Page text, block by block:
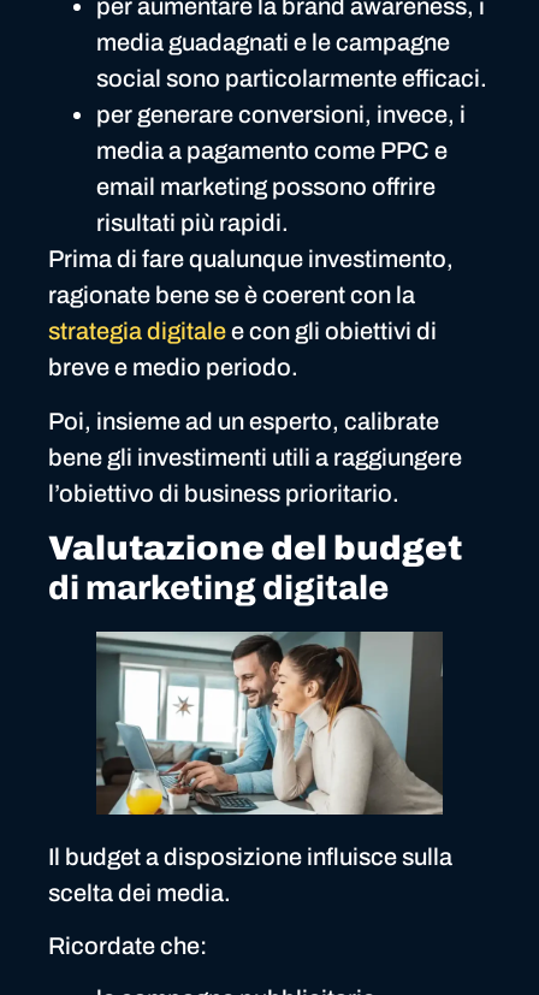
per aumentare la brand awareness, i
media guadagnati e le campagne
social sono particolarmente efficaci.
per generare conversioni, invece, i
media a pagamento come PPC e
email marketing possono offrire
risultati più rapidi.
Prima di fare qualunque investimento,
ragionate bene se è coerent con la
strategia digitalee con gli obiettivi di
breve e medio periodo.
Poi, insieme ad un esperto, calibrate
bene gli investimenti utili a raggiungere
l’obiettivo di business prioritario.
Valutazione del budget
di marketing digitale
Il budget a disposizione influisce sulla
scelta dei media.
Ricordate che: